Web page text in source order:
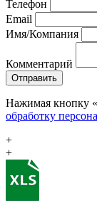
Телефон
Email
Имя/Компания
Комментарий
Отправить
Нажимая кнопку
обработку
+
+